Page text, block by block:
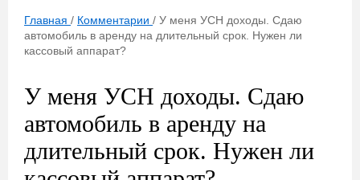
Главная / Комментарии / У меня УСН доходы. Сдаю
автомобиль в аренду на длительный срок. Нужен ли
кассовый аппарат?
У меня УСН доходы. Сдаю
автомобиль в аренду на
длительный срок. Нужен ли